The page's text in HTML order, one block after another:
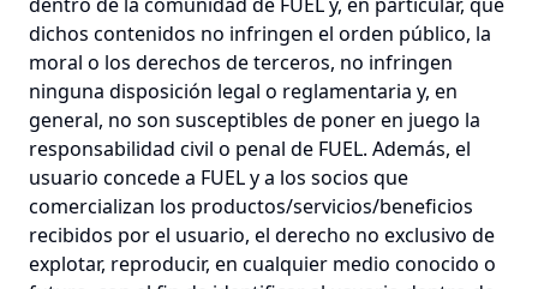
dichos contenidos no infringen el orden público, la
moral o los derechos de terceros, no infringen
ninguna disposición legal o reglamentaria y, en
general, no son susceptibles de poner en juego la
responsabilidad civil o penal de FUEL. Además, el
usuario concede a FUEL y a los socios que
comercializan los productos/servicios/beneficios
recibidos por el usuario, el derecho no exclusivo de
explotar, reproducir, en cualquier medio conocido o